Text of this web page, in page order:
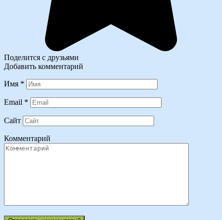
Поделится с друзьями
Добавить комментарий
Имя *
Email *
Сайт
Комментарий